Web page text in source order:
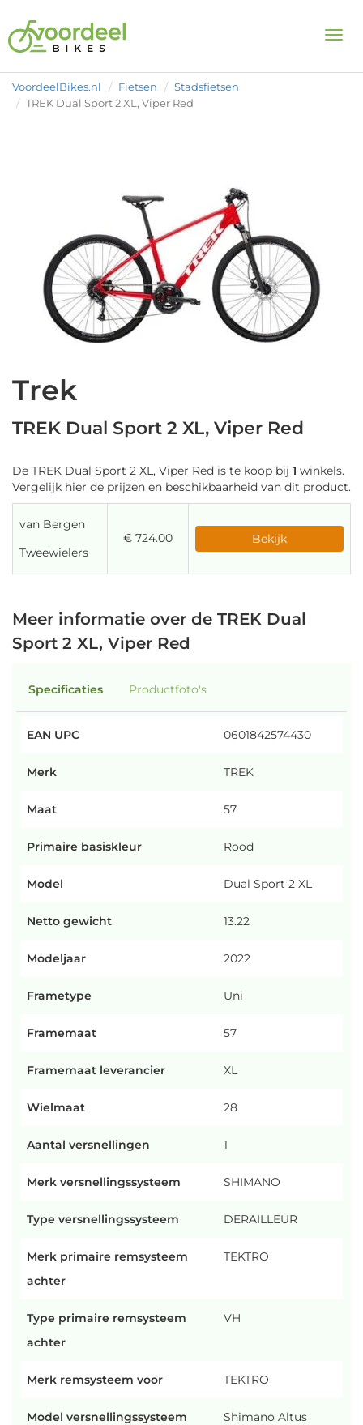
VoordeelBikes.nl Fietsen
Stadsfietsen
TREK Dual Sport 2 XL, Viper Red
Trek
TREK Dual Sport 2 XL, Viper Red
De TREK Dual Sport 2 XL, Viper Red is te koop bij 1 winkels.
Vergelijk hier de prijzen en beschikbaarheid van dit product.
van Bergen
Tweewielers
€ 724.00 Bekijk
Meer informatie over de TREK Dual
Sport 2 XL, Viper Red
Specificaties Productfoto's
EAN UPC 0601842574430
Merk TREK
Maat 57
Primaire basiskleur Rood
Model Dual Sport 2 XL
Netto gewicht 13.22
Modeljaar 2022
Frametype Uni
Framemaat 57
Framemaat leverancier XL
Wielmaat 28
Aantal versnellingen 1
Merk versnellingssysteem SHIMANO
Type versnellingssysteem DERAILLEUR
Merk primaire remsysteem
achter
TEKTRO
Type primaire remsysteem
achter
VH
Merk remsysteem voor TEKTRO
Model versnellingssysteem
Shimano Altus